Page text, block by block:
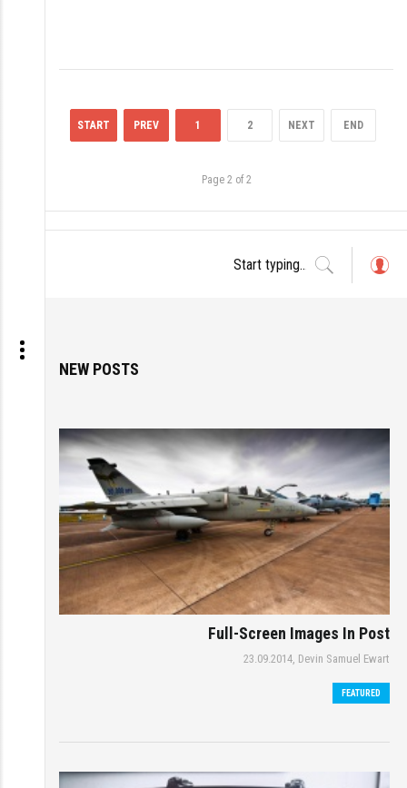
START PREV 1 2 NEXT END
Page 2 of 2
NEW POSTS
Full-Screen Images In Post
23.09.2014, Devin Samuel Ewart
FEATURED